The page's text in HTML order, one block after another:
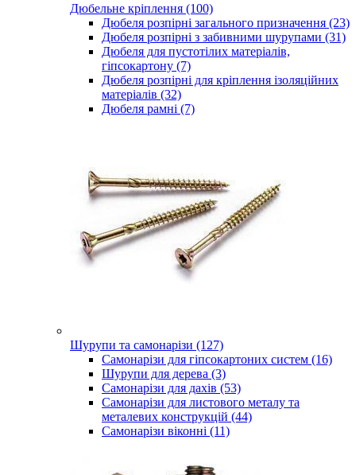
Дюбельне кріплення (100)
Дюбеля розпірні загального призначення (23)
Дюбеля розпірні з забивними шурупами (31)
Дюбеля для пустотілих матеріалів,
гіпсокартону (7)
Дюбеля розпірні для кріплення ізоляційних
матеріалів (32)
Дюбеля рамні (7)
Шурупи та самонарізи (127)
Самонарізи для гіпсокартоних систем (16)
Шурупи для дерева (3)
Самонарізи для дахів (53)
Самонарізи для листового металу та
металевих конструкцій (44)
Самонарізи віконні (11)